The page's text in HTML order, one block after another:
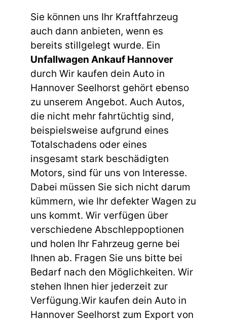
Sie können uns Ihr Kraftfahrzeug
auch dann anbieten, wenn es
bereits stillgelegt wurde. Ein
Unfallwagen Ankauf Hannover
durch Wir kaufen dein Auto in
Hannover Seelhorst gehört ebenso
zu unserem Angebot. Auch Autos,
die nicht mehr fahrtüchtig sind,
beispielsweise aufgrund eines
Totalschadens oder eines
insgesamt stark beschädigten
Motors, sind für uns von Interesse.
Dabei müssen Sie sich nicht darum
kümmern, wie Ihr defekter Wagen zu
uns kommt. Wir verfügen über
verschiedene Abschleppoptionen
und holen Ihr Fahrzeug gerne bei
Ihnen ab. Fragen Sie uns bitte bei
Bedarf nach den Möglichkeiten. Wir
stehen Ihnen hier jederzeit zur
Verfügung.Wir kaufen dein Auto in
Hannover Seelhorst zum Export von